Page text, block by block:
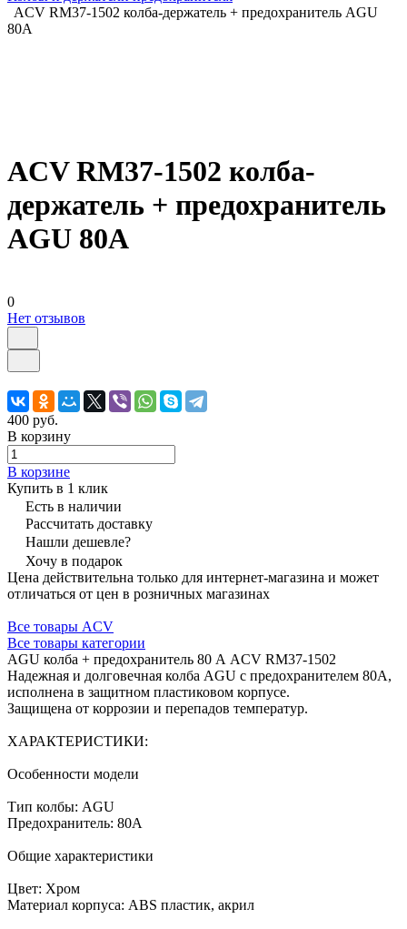
ACV RM37-1502 колба-держатель + предохранитель AGU
80A
ACV RM37-1502 колба-
держатель + предохранитель
AGU 80A
0
Нет отзывов
400 руб.
В корзину
В корзине
Купить в 1 клик
Есть в наличии
Рассчитать доставку
Нашли дешевле?
Хочу в подарок
Цена действительна только для интернет-магазина и может
отличаться от цен в розничных магазинах
Все товары ACV
Все товары категории
AGU колба + предохранитель 80 А ACV RM37-1502
Надежная и долговечная колба AGU с предохранителем 80А,
исполнена в защитном пластиковом корпусе.
Защищена от коррозии и перепадов температур.
ХАРАКТЕРИСТИКИ:
Особенности модели
Тип колбы: AGU
Предохранитель: 80А
Общие характеристики
Цвет: Хром
Материал корпуса: ABS пластик, акрил